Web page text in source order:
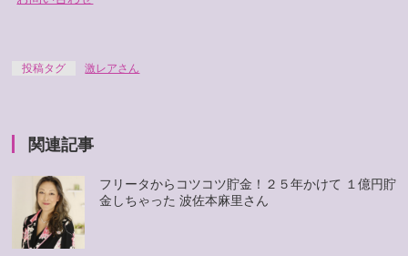
投稿タグ 激レアさん
関連記事
フリータからコツコツ貯金！２５年かけて １億円貯
金しちゃった 波佐本麻里さん